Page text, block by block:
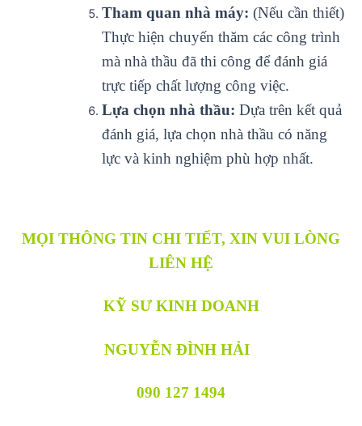
Tham quan nhà máy: (Nếu cần thiết)
Thực hiện chuyến thăm các công trình
mà nhà thầu đã thi công để đánh giá
trực tiếp chất lượng công việc.
Lựa chọn nhà thầu: Dựa trên kết quả
đánh giá, lựa chọn nhà thầu có năng
lực và kinh nghiệm phù hợp nhất.
MỌI THÔNG TIN CHI TIẾT, XIN VUI LÒNG
LIÊN HỆ
KỸ SƯ KINH DOANH
NGUYỄN ĐÌNH HẢI
090 127 1494